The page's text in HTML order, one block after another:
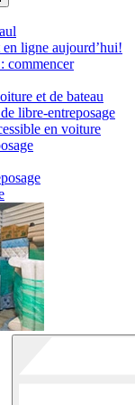
ligne aujourd’hui!
commencer
et de bateau
libre-entreposage
en voiture